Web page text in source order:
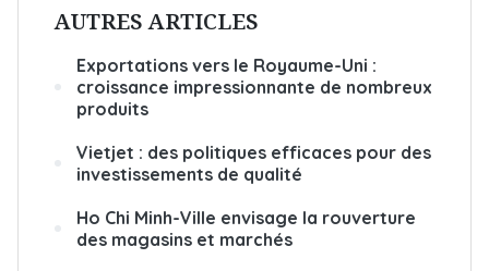
AUTRES ARTICLES
Exportations vers le Royaume-Uni :
croissance impressionnante de nombreux
produits
Vietjet : des politiques efficaces pour des
investissements de qualité
Ho Chi Minh-Ville envisage la rouverture
des magasins et marchés